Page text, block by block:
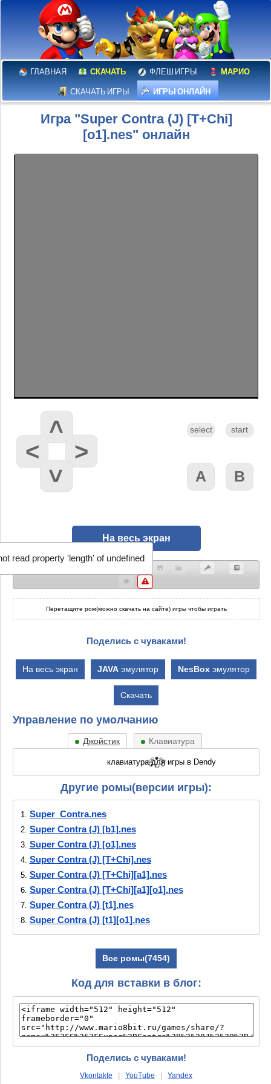
ГЛАВНАЯ СКАЧАТЬ ФЛЕШ ИГРЫ МАРИО
СКАЧАТЬ ИГРЫ ИГРЫ ОНЛАЙН
Игра "Super Contra (J) [T+Chi]
[o1].nes" онлайн
На весь экран
Перетащите ром(можно скачать на сайте) игры чтобы играть
Поделись с чуваками!
На весь экран JAVA эмулятор NesBox эмулятор
Скачать
Управление по умолчанию
Джойстик Клавиатура
Другие ромы(версии игры):
1. Super_Contra.nes
2. Super Contra (J) [b1].nes
3. Super Contra (J) [o1].nes
4. Super Contra (J) [T+Chi].nes
5. Super Contra (J) [T+Chi][a1].nes
6. Super Contra (J) [T+Chi][a1][o1].nes
7. Super Contra (J) [t1].nes
8. Super Contra (J) [t1][o1].nes
9.Super Contra (J) [t2].nes
Super Contra (J).nes
Все ромы(7454)
Код для вставки в блог:
Поделись с чуваками!
Vkontakte YouTube Yandex
read property 'length' of undefined